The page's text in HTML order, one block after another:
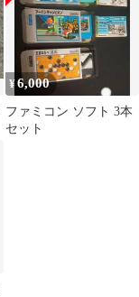
¥6,000
ファミコン ソフト 3本
セット